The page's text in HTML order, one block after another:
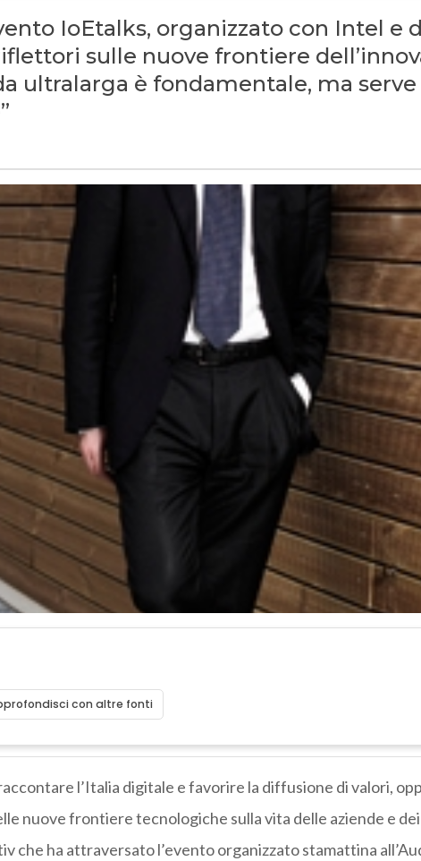
IoEtalks, organizzato con Intel e
sulle nuove frontiere
ultralarga è fondamentale, ma
con altre fonti
l’Italia digitale e favorire la diffusione di valori,
nuove frontiere tecnologiche sulla vita delle aziende e
che ha attraversato l’evento organizzato stamattina
agroalimentare